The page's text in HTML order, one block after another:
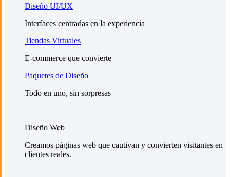
Diseño UI/UX
Interfaces centradas en la experiencia
Tiendas Virtuales
E-commerce que convierte
Paquetes de Diseño
Todo en uno, sin sorpresas
Diseño Web
Creamos páginas web que cautivan y convierten visitantes en
clientes reales.